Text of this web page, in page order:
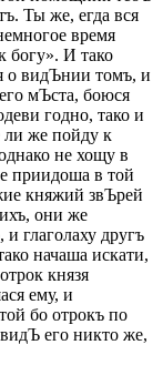
Ты же, егда вся
время
богу». И тако
о видЪнии томъ, и
мЪста, боюся
годно, тако и
ли же пойду к
не хощу в
приидоша в той
княжий звЪрей
они же
глаголаху другъ
начаша искати,
князя
ему, и
бо отрокъ по
его никто же,